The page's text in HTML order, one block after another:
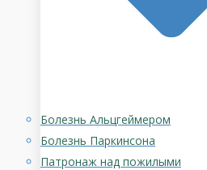
Болезнь Альцгеймером
Болезнь Паркинсона
Патронаж над пожилыми